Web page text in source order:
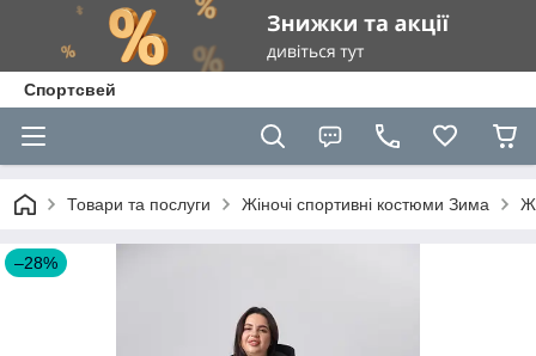
Спортсвей
Товари та послуги Жіночі спортивні костюми Зима
–28%